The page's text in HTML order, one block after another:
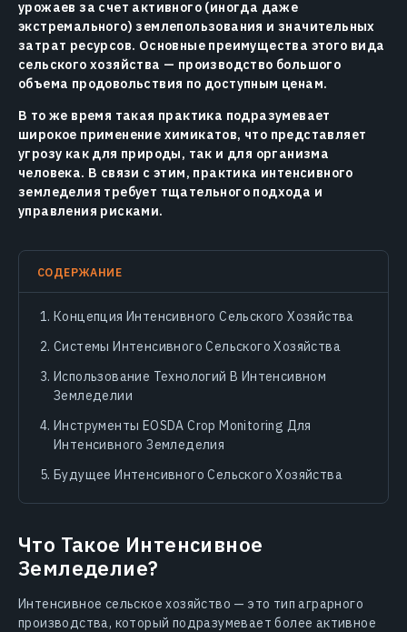
урожаев за счет активного (иногда даже
экстремального) землепользования и значительных
затрат ресурсов. Основные преимущества этого вида
сельского хозяйства — производство большого
объема продовольствия по доступным ценам.
В то же время такая практика подразумевает
широкое применение химикатов, что представляет
угрозу как для природы, так и для организма
человека. В связи с этим, практика интенсивного
земледелия требует тщательного подхода и
управления рисками.
СОДЕРЖАНИЕ
Концепция Интенсивного Сельского Хозяйства
Системы Интенсивного Сельского Хозяйства
Использование Технологий В Интенсивном
Земледелии
Инструменты EOSDA Crop Monitoring Для
Интенсивного Земледелия
Будущее Интенсивного Сельского Хозяйства
Что Такое Интенсивное
Земледелие?
Интенсивное сельское хозяйство — это тип аграрного
производства, который подразумевает более активное